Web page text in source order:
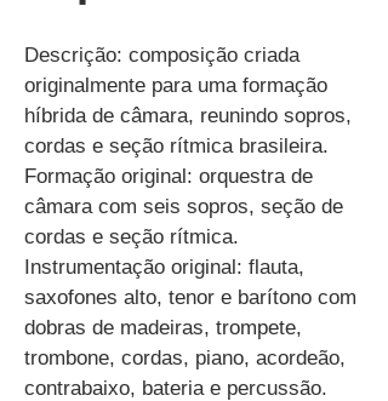
Descrição: composição criada
originalmente para uma formação
híbrida de câmara, reunindo sopros,
cordas e seção rítmica brasileira.
Formação original: orquestra de
câmara com seis sopros, seção de
cordas e seção rítmica.
Instrumentação original: flauta,
saxofones alto, tenor e barítono com
dobras de madeiras, trompete,
trombone, cordas, piano, acordeão,
contrabaixo, bateria e percussão.